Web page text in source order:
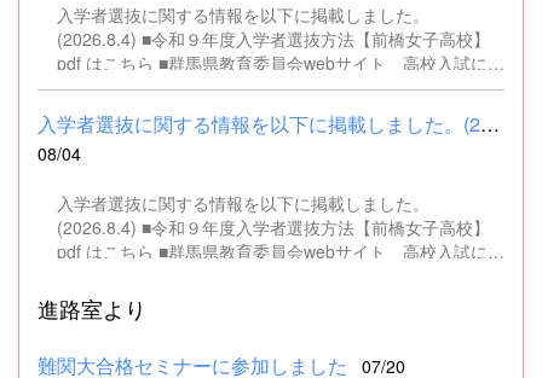
する方は、応募できませんので御了承ください。 （1）地
方公務員法第16条に該当する者（以下のいずれかに該当す
る人） ・禁錮以上の刑に処せられ、その執行を終わるまで
又は執行を受けることがなくなるまでの者 ・群馬県職員と
して懲戒免職の処分を受け、当該処分の日から2年を経過
しない者 ・人事委員会又は公平委員会の委員の職にあっ
て、地方公務員法第60条から第63条までに規定する罪を犯
政府を暴力で破壊することを主張する政党その他の団体を
結成し、又はこれに加入した者 （2）平成11年改正前の民
法の規定による準禁治産の宣告を受けている者（心...
入学者選抜に関する情報を以下に掲載しました。
(2026.8.4) ■令和９年度入学者選抜方法【前橋女子高校】
pdf はこちら ■群馬県教育委員会webサイト 高校入試に関
するページはこちら
入学者選抜に関する情報を以下に掲載しました。(2026.8.4) ■令和...
08/04
入学者選抜に関する情報を以下に掲載しました。
(2026.8.4) ■令和９年度入学者選抜方法【前橋女子高校】
pdf はこちら ■群馬県教育委員会webサイト 高校入試に関
進路室より
難関大合格セミナーに参加しました 07/20